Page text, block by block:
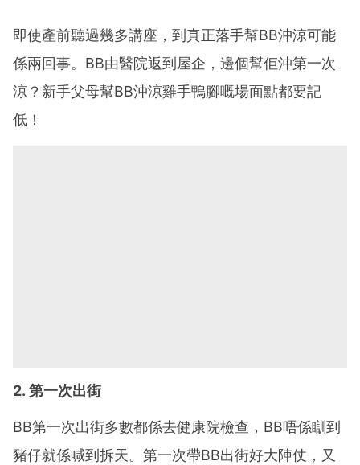
即使產前聽過幾多講座，到真正落手幫BB沖涼可能
係兩回事。BB由醫院返到屋企，邊個幫佢沖第一次
涼？新手父母幫BB沖涼雞手鴨腳嘅場面點都要記
低！
2. 第一次出街
BB第一次出街多數都係去健康院檢查，BB唔係瞓到
豬仔就係喊到拆天。第一次帶BB出街好大陣仗，又